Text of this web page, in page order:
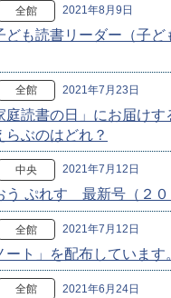
全館 2021年8月9日
ども読書リーダー（子ど
全館 2021年7月23日
庭読書の日」にお届け
ぶのはどれ？
中央 2021年7月12日
う ぷれす 最新号（２０
全館 2021年7月12日
ート」を配布しています
全館 2021年6月24日